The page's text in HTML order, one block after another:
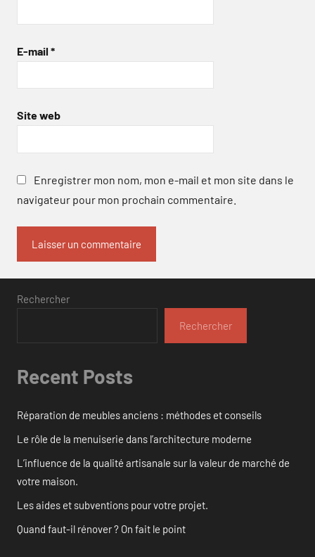
E-mail *
Site web
Enregistrer mon nom, mon e-mail et mon site dans le
navigateur pour mon prochain commentaire.
Rechercher
Rechercher
Recent Posts
Réparation de meubles anciens : méthodes et conseils
Le rôle de la menuiserie dans l’architecture moderne
L’influence de la qualité artisanale sur la valeur de marché de
votre maison.
Les aides et subventions pour votre projet.
Quand faut-il rénover ? On fait le point